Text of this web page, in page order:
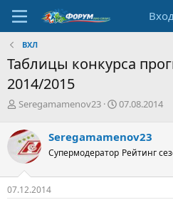
ВХЛ
Таблицы конкурса
2014/2015
А
т
о
р
т
е
м
Seregamamenov23
Д
а
н
ч
07.08.2014
Seregamamenov23
Супермодератор Рейтинг
07.12.2014